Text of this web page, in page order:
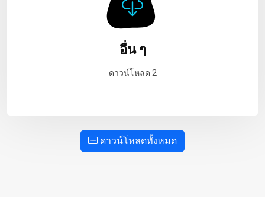
อื่น ๆ
ดาวน์โหลด 2
ดาวน์โหลดทั้งหมด